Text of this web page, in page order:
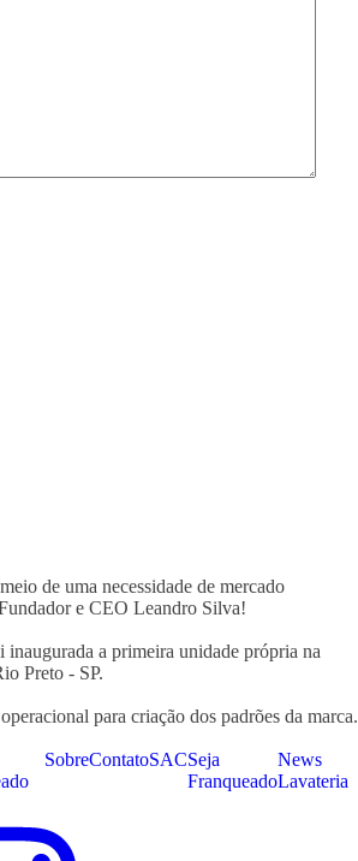
de uma necessidade de mercado
e CEO Leandro Silva!
inaugurada a primeira unidade própria na
Preto - SP.
para criação dos padrões da marca.
SobreContatoSACSeja
Franqueado
News
Lavateria